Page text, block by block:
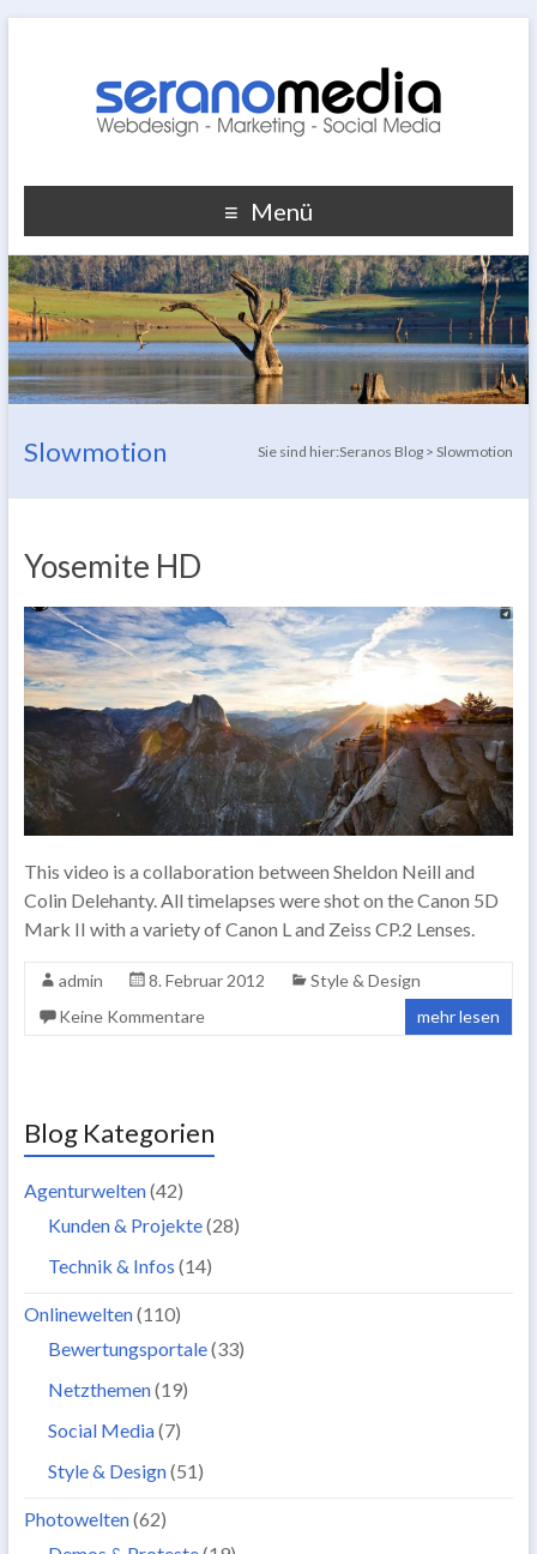
Menü
Slowmotion Sie sind hier:Seranos Blog >Slowmotion
Yosemite HD
This video is a collaboration between Sheldon Neill and
Colin Delehanty. All timelapses were shot on the Canon 5D
Mark II with a variety of Canon L and Zeiss CP.2 Lenses.
admin 8. Februar 2012
Style & Design
Keine Kommentare
mehr lesen
Blog Kategorien
Agenturwelten(42)
Kunden & Projekte(28)
Technik & Infos (14)
Onlinewelten(110)
Bewertungsportale(33)
Netzthemen(19)
Social Media(7)
Style & Design(51)
Photowelten(62)